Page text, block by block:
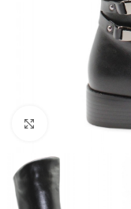
Click to enlarge